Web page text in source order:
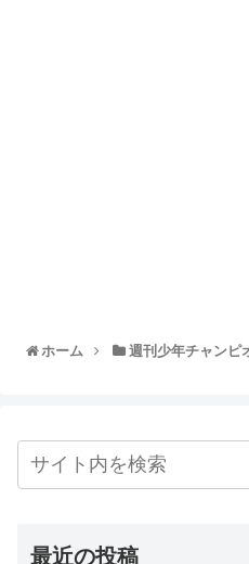
ホーム 週刊少年チャンピ
最近の投稿